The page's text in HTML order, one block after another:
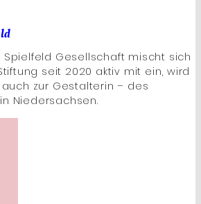
Spielfeld Gesellschaft mischt sich
seit 2020 aktiv mit ein, wird
zur Gestalterin – des
Niedersachsen.